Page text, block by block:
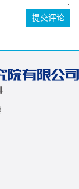
提交评论